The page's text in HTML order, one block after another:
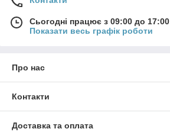
Сьогодні працює з 09:00 до 17:00
Показати весь графік роботи
Про нас
Контакти
Доставка та оплата